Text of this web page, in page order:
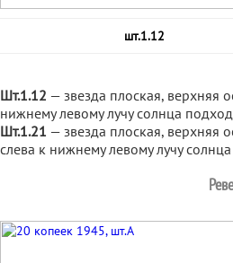
шт.1.12
Шт.1.12 — звезда плоская, верхняя
нижнему левому лучу солнца
Шт.1.21 — звезда плоская, верхняя
слева к нижнему левому лучу